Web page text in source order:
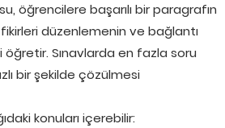
öğrencilere başarılı bir paragrafın
fikirleri düzenlemenin ve bağlantı
öğretir. Sınavlarda en fazla soru
bir şekilde çözülmesi
konuları içerebilir: